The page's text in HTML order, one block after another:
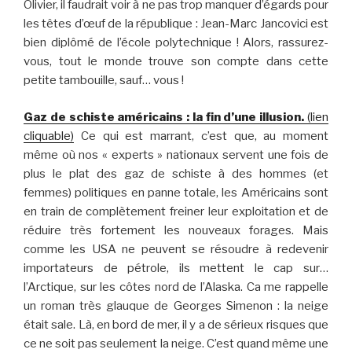
Olivier, il faudrait voir à ne pas trop manquer d’égards pour
les têtes d’œuf de la république : Jean-Marc Jancovici est
bien diplômé de l’école polytechnique ! Alors, rassurez-
vous, tout le monde trouve son compte dans cette
petite tambouille, sauf… vous !
Gaz de schiste américains : la fin d’une illusion. (lien
cliquable) Ce qui est marrant, c’est que, au moment
même où nos « experts » nationaux servent une fois de
plus le plat des gaz de schiste à des hommes (et
femmes) politiques en panne totale, les Américains sont
en train de complètement freiner leur exploitation et de
réduire très fortement les nouveaux forages. Mais
comme les USA ne peuvent se résoudre à redevenir
importateurs de pétrole, ils mettent le cap sur…
l’Arctique, sur les côtes nord de l’Alaska. Ca me rappelle
un roman très glauque de Georges Simenon : la neige
était sale. Là, en bord de mer, il y a de sérieux risques que
ce ne soit pas seulement la neige. C’est quand même une